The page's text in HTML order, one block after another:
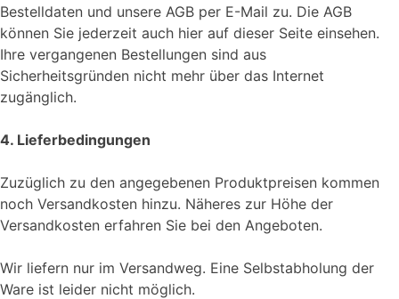
Bestelldaten und unsere AGB per E-Mail zu. Die AGB
können Sie jederzeit auch hier auf dieser Seite einsehen.
Ihre vergangenen Bestellungen sind aus
Sicherheitsgründen nicht mehr über das Internet
zugänglich.
4. Lieferbedingungen
Zuzüglich zu den angegebenen Produktpreisen kommen
noch Versandkosten hinzu. Näheres zur Höhe der
Versandkosten erfahren Sie bei den Angeboten.
Wir liefern nur im Versandweg. Eine Selbstabholung der
Ware ist leider nicht möglich.